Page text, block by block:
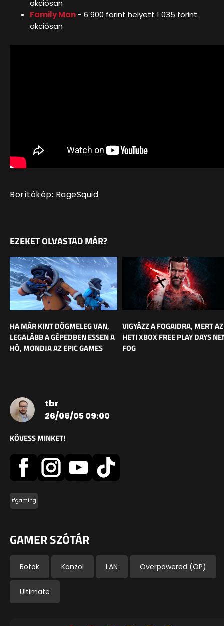
akciósan
Family Man - 6 900 forint helyett 1 035 forint
akciósan
Borítókép: RageSquid
EZEKET OLVASTAD MÁR?
HA MÁR KINT DÖGMELEG VAN,
LEGALÁBB A GÉPEDBEN ESSEN A
HÓ, MONDJA AZ EPIC GAMES
VIGYÁZZ A FOGAIDRA, MERT
HETI XBOX FREE PLAY DAYS
FOG
tbr
26/06/05 09:00
KÖVESS MINKET!
#gaming
GAMER SZÓTÁR
Botok Konzol LAN Overpowered (OP)
Ultimate